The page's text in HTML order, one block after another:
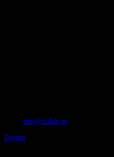
info@colab.ge
Twitter